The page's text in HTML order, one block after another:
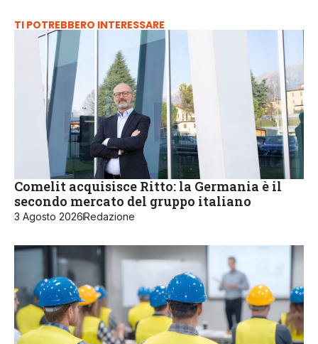
TI POTREBBERO INTERESSARE
Comelit acquisisce Ritto: la Germania è il
secondo mercato del gruppo italiano
3 Agosto 2026Redazione